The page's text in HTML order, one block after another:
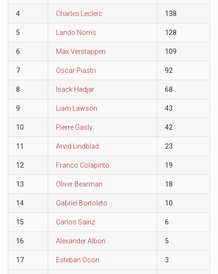
4 Charles Leclerc 138
5 Lando Norris 128
6 Max Verstappen 109
7 Oscar Piastri 92
8 Isack Hadjar 68
9 Liam Lawson 43
10 Pierre Gasly 42
11 Arvid Lindblad 23
12 Franco Colapinto 19
13 Oliver Bearman 18
14 Gabriel Bortoleto 10
15 Carlos Sainz 6
16 Alexander Albon 5
17 Esteban Ocon 3